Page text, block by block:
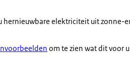
elektriciteit uit
om te zien wat dit voor